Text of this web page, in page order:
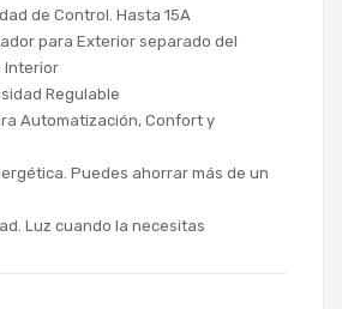
de Control. Hasta 15A
para Exterior separado del
Interior
Regulable
Automatización, Confort y
Puedes ahorrar más de un
Luz cuando la necesitas